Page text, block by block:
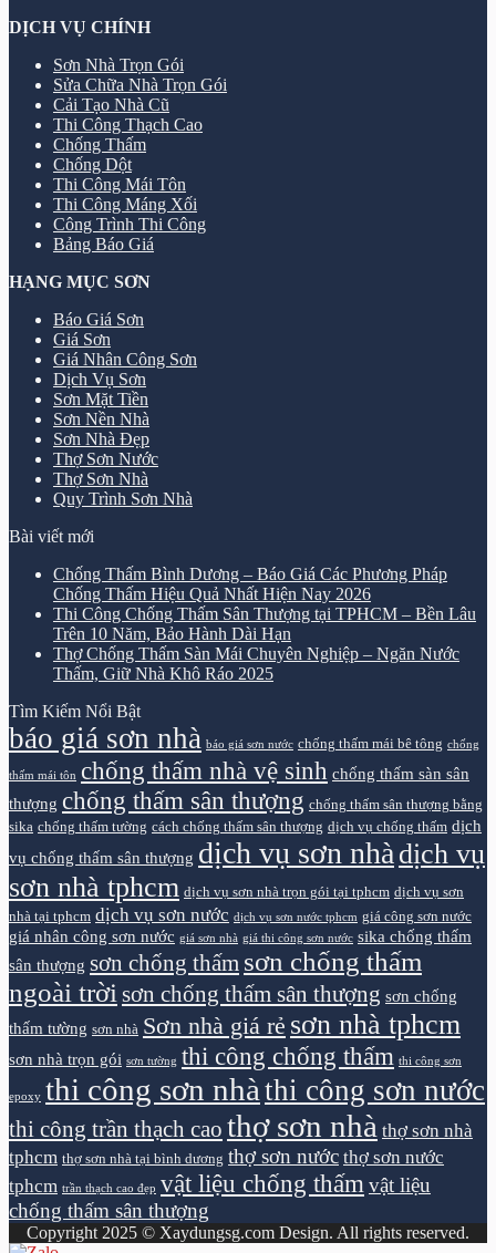
DỊCH VỤ CHÍNH
Sơn Nhà Trọn Gói
Sửa Chữa Nhà Trọn Gói
Cải Tạo Nhà Cũ
Thi Công Thạch Cao
Chống Thấm
Chống Dột
Thi Công Mái Tôn
Thi Công Máng Xối
Công Trình Thi Công
Bảng Báo Giá
HẠNG MỤC SƠN
Báo Giá Sơn
Giá Sơn
Giá Nhân Công Sơn
Dịch Vụ Sơn
Sơn Mặt Tiền
Sơn Nền Nhà
Sơn Nhà Đẹp
Thợ Sơn Nước
Thợ Sơn Nhà
Quy Trình Sơn Nhà
Bài viết mới
Chống Thấm Bình Dương – Báo Giá Các Phương Pháp
Chống Thấm Hiệu Quả Nhất Hiện Nay 2026
Thi Công Chống Thấm Sân Thượng tại TPHCM – Bền Lâu
Trên 10 Năm, Bảo Hành Dài Hạn
Thợ Chống Thấm Sàn Mái Chuyên Nghiệp – Ngăn Nước
Thấm, Giữ Nhà Khô Ráo 2025
Tìm Kiếm Nổi Bật
báo giá sơn nhà báo giá sơn nước chống thấm mái bê tông chống
thấm mái tôn chống thấm nhà vệ sinh chống thấm sàn sân
thượng chống thấm sân thượng chống thấm sân thượng bằng
sika chống thấm tường cách chống thấm sân thượng dịch vụ chống thấm dịch
vụ chống thấm sân thượng dịch vụ sơn nhà dịch vụ
sơn nhà tphcm dịch vụ sơn nhà trọn gói tại tphcm dịch vụ sơn
nhà tại tphcm dịch vụ sơn nước dịch vụ sơn nước tphcm giá công sơn nước
giá nhân công sơn nước giá sơn nhà giá thi công sơn nước sika chống thấm
sân thượng sơn chống thấm sơn chống thấm
ngoài trời sơn chống thấm sân thượng sơn chống
thấm tường sơn nhà Sơn nhà giá rẻ sơn nhà tphcm
sơn nhà trọn gói sơn tường thi công chống thấm thi công sơn
epoxy thi công sơn nhà thi công sơn nước
thi công trần thạch cao thợ sơn nhà thợ sơn nhà
tphcm thợ sơn nhà tại bình dương thợ sơn nước thợ sơn nước
tphcm trần thạch cao đẹp vật liệu chống thấm vật liệu
chống thấm sân thượng
Copyright 2025 © Xaydungsg.com Design. All rights reserved.